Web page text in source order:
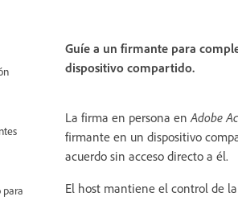
para
Guíe a un firmante para
dispositivo compartido.
La firma en persona en Adobe
firmante en un dispositivo
acuerdo sin acceso directo a él.
El host mantiene el control de